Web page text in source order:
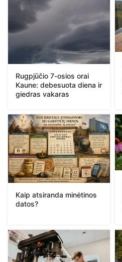
Rugpjūčio 7-osios orai
Kaune: debesuota diena ir
giedras vakaras
Kaip atsiranda minėtinos
datos?